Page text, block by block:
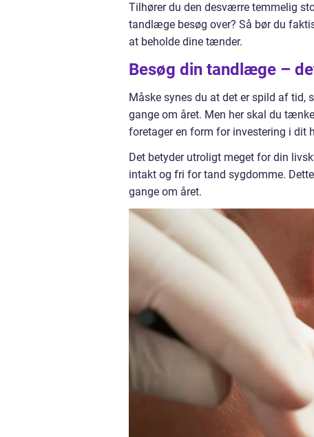
Tilhører du den desværre temmelig
tandlæge besøg over? Så bør du
at beholde dine tænder.
Besøg din tandlæge –
Måske synes du at det er spild af
gange om året. Men her skal du
foretager en form for investering i dit
Det betyder utroligt meget for din
intakt og fri for tand sygdomme.
gange om året.